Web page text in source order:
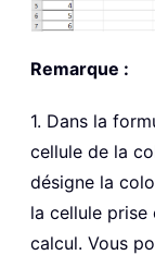
Remarque :
1. Dans la
cellule de la
désigne la
la cellule
calcul. Vous